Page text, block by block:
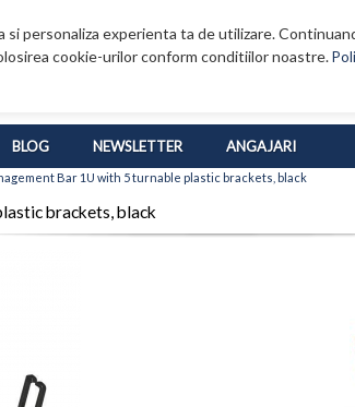
personaliza experienta ta de utilizare.
cookie-urilor conform conditiilor noastre.
BLOG NEWSLETTER ANGAJARI
Bar 1U with 5 turnable plastic brackets, black
brackets, black